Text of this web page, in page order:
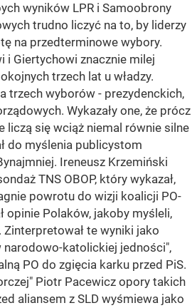
wyników LPR i Samoobrony
trudno liczyć na to, by liderzy
na przedterminowe wybory.
i Giertychowi znacznie milej
trzech lat u władzy.
trzech wyborów - prezydenckich,
Wykazały one, że prócz
liczą się wciąż niemal równie silne
do myślenia publicystom
Ireneusz Krzemiński
TNS OBOP, który wykazał,
powrotu do wizji koalicji PO-
opinie Polaków, jakoby myśleli,
te wyniki jako
narodowo-katolickiej jedności",
PO do zgięcia karku przed PiS.
Piotr Pacewicz opory takich
aliansem z SLD wyśmiewa jako